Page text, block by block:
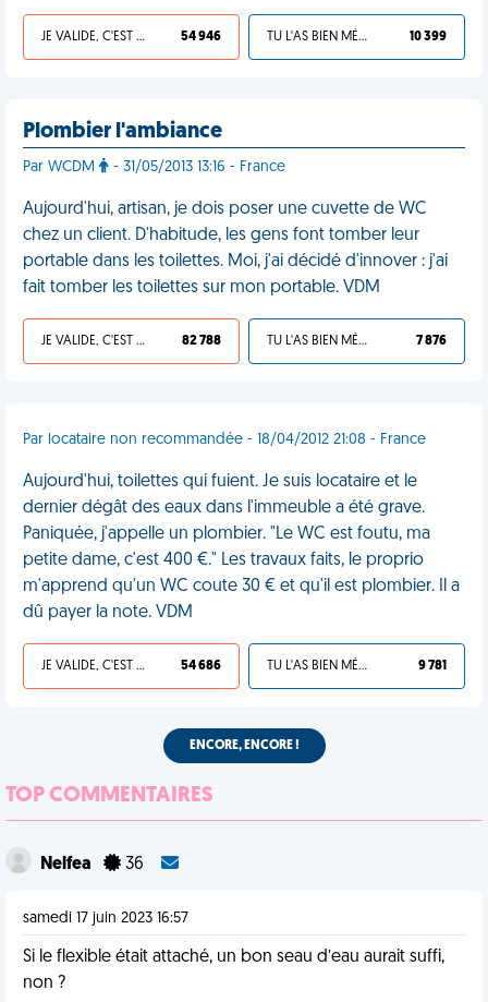
JE VALIDE, C'EST UNE VDM 54 946 TU L'AS BIEN MÉRITÉ 10 399
Plombier l'ambiance
Par WCDM - 31/05/2013 13:16 - France
Aujourd'hui, artisan, je dois poser une cuvette de WC
chez un client. D'habitude, les gens font tomber leur
portable dans les toilettes. Moi, j'ai décidé d'innover : j'ai
fait tomber les toilettes sur mon portable. VDM
JE VALIDE, C'EST UNE VDM 82 788 TU L'AS BIEN MÉRITÉ 7 876
Par locataire non recommandée - 18/04/2012 21:08 - France
Aujourd'hui, toilettes qui fuient. Je suis locataire et le
dernier dégât des eaux dans l'immeuble a été grave.
Paniquée, j'appelle un plombier. "Le WC est foutu, ma
petite dame, c'est 400 €." Les travaux faits, le proprio
m'apprend qu'un WC coute 30 € et qu'il est plombier. Il a
dû payer la note. VDM
JE VALIDE, C'EST UNE VDM 54 686 TU L'AS BIEN MÉRITÉ 9 781
ENCORE, ENCORE !
TOP COMMENTAIRES
Nelfea 36
samedi 17 juin 2023 16:57
Si le flexible était attaché, un bon seau d’eau aurait suffi,
non ?